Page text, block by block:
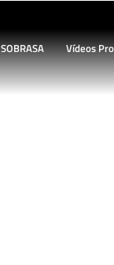
SOBRASA Vídeos